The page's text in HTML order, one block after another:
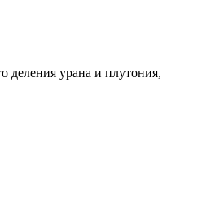
деления урана и плутония,